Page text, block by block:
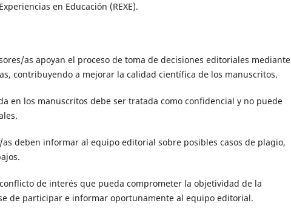
en Educación (REXE).
as apoyan el proceso de toma de decisiones editoriales mediante
contribuyendo a mejorar la calidad científica de los manuscritos.
en los manuscritos debe ser tratada como confidencial y no puede
as deben informar al equipo editorial sobre posibles casos de plagio,
de interés que pueda comprometer la objetividad de la
de participar e informar oportunamente al equipo editorial.